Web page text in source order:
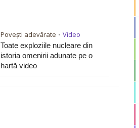
Povești adevărate • Video
Toate exploziile nucleare din
istoria omenirii adunate pe o
hartă video